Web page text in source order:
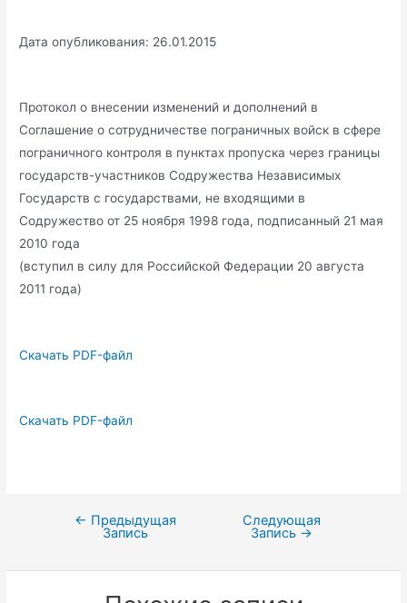
Дата опубликования: 26.01.2015
Протокол о внесении изменений и дополнений в
Соглашение о сотрудничестве пограничных войск в сфере
пограничного контроля в пунктах пропуска через границы
государств-участников Содружества Независимых
Государств с государствами, не входящими в
Содружество от 25 ноября 1998 года, подписанный 21 мая
2010 года
(вступил в силу для Российской Федерации 20 августа
2011 года)
Скачать PDF-файл
Скачать PDF-файл
Навигация
записям
← Предыдущая
Запись
Следующая
Запись →